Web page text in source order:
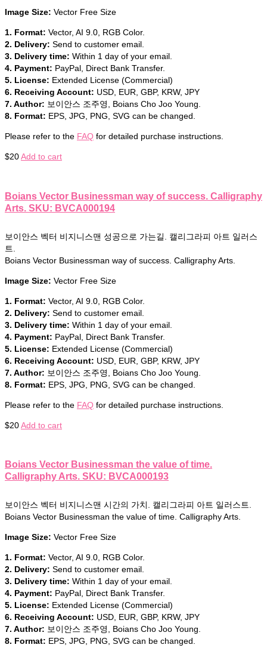
Image Size: Vector Free Size
1. Format: Vector, AI 9.0, RGB Color.
2. Delivery: Send to customer email.
3. Delivery time: Within 1 day of your email.
4. Payment: PayPal, Direct Bank Transfer.
5. License: Extended License (Commercial)
6. Receiving Account: USD, EUR, GBP, KRW, JPY
7. Author: 보이안스 조주영, Boians Cho Joo Young.
8. Format: EPS, JPG, PNG, SVG can be changed.
Please refer to the FAQ for detailed purchase instructions.
$20Add to cart
Boians Vector Businessman way of success. Calligraphy
Arts. SKU: BVCA000194
보이안스 벡터 비지니스맨 성공으로 가는길. 캘리그라피 아트 일러스
트.
Boians Vector Businessman way of success. Calligraphy Arts.
Image Size: Vector Free Size
1. Format: Vector, AI 9.0, RGB Color.
2. Delivery: Send to customer email.
3. Delivery time: Within 1 day of your email.
4. Payment: PayPal, Direct Bank Transfer.
5. License: Extended License (Commercial)
6. Receiving Account: USD, EUR, GBP, KRW, JPY
7. Author: 보이안스 조주영, Boians Cho Joo Young.
8. Format: EPS, JPG, PNG, SVG can be changed.
Please refer to the FAQ for detailed purchase instructions.
$20Add to cart
Boians Vector Businessman the value of time.
Calligraphy Arts. SKU: BVCA000193
보이안스 벡터 비지니스맨 시간의 가치. 캘리그라피 아트 일러스트.
Boians Vector Businessman the value of time. Calligraphy Arts.
Image Size: Vector Free Size
1. Format: Vector, AI 9.0, RGB Color.
2. Delivery: Send to customer email.
3. Delivery time: Within 1 day of your email.
4. Payment: PayPal, Direct Bank Transfer.
5. License: Extended License (Commercial)
6. Receiving Account: USD, EUR, GBP, KRW, JPY
7. Author: 보이안스 조주영, Boians Cho Joo Young.
8. Format: EPS, JPG, PNG, SVG can be changed.